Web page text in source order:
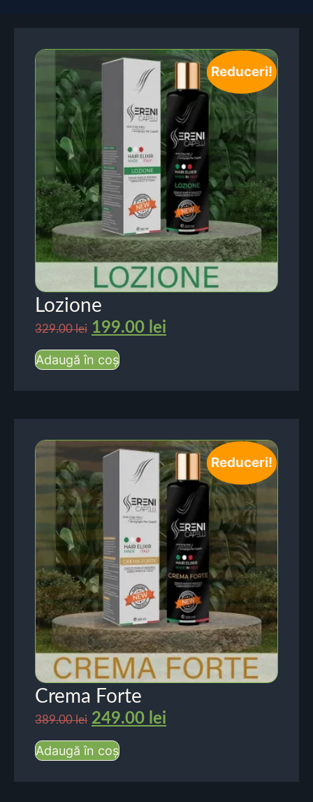
Reduceri!
Lozione
329.00lei 199.00 lei
Adaugă în coș
Reduceri!
Crema Forte
389.00lei 249.00 lei
Adaugă în coș